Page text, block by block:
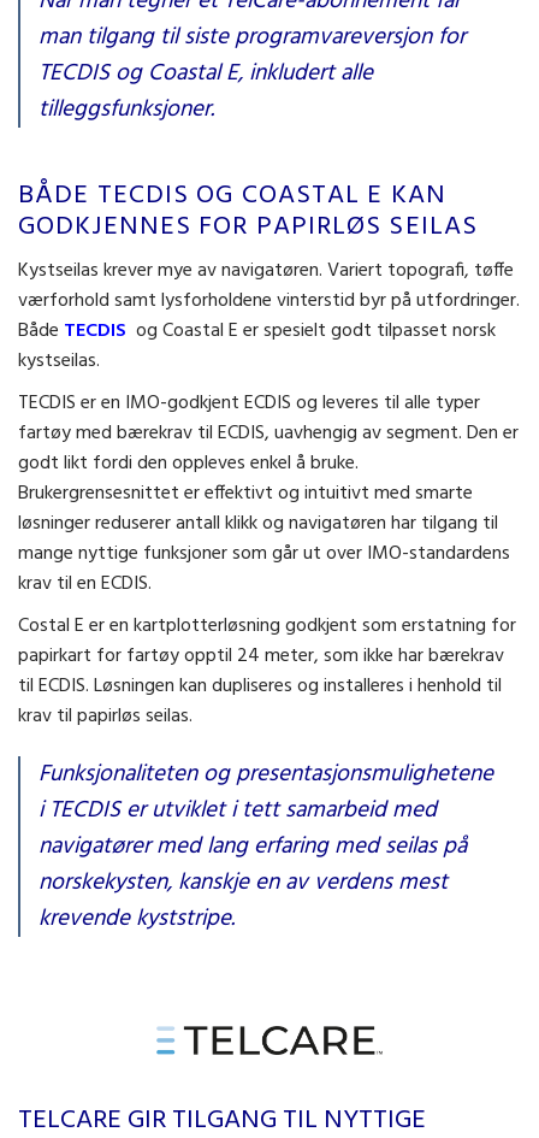
man tilgang til siste programvareversjon for
TECDIS og Coastal E, inkludert alle
tilleggsfunksjoner.
BÅDE TECDIS OG COASTAL E KAN
GODKJENNES FOR PAPIRLØS SEILAS
Kystseilas krever mye av navigatøren. Variert topografi, tøffe
værforhold samt lysforholdene vinterstid byr på utfordringer.
Både TECDIS og Coastal E er spesielt godt tilpasset norsk
kystseilas.
TECDIS er en IMO-godkjent ECDIS og leveres til alle typer
fartøy med bærekrav til ECDIS, uavhengig av segment. Den er
godt likt fordi den oppleves enkel å bruke.
Brukergrensesnittet er effektivt og intuitivt med smarte
løsninger reduserer antall klikk og navigatøren har tilgang til
mange nyttige funksjoner som går ut over IMO-standardens
krav til en ECDIS.
Costal E er en kartplotterløsning godkjent som erstatning for
papirkart for fartøy opptil 24 meter, som ikke har bærekrav
til ECDIS. Løsningen kan dupliseres og installeres i henhold til
krav til papirløs seilas.
Funksjonaliteten og presentasjonsmulighetene
i TECDIS er utviklet i tett samarbeid med
navigatører med lang erfaring med seilas på
norskekysten, kanskje en av verdens mest
krevende kyststripe.
TELCARE GIR TILGANG TIL NYTTIGE